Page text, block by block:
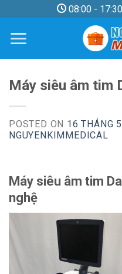
content
08:00 -
Máy siêu âm tim
POSTED ON 16 THÁNG
NGUYENKIMMEDICAL
Máy siêu âm tim
nghệ